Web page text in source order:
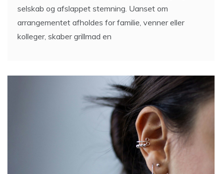
selskab og afslappet stemning. Uanset om
arrangementet afholdes for familie, venner eller
kolleger, skaber grillmad en